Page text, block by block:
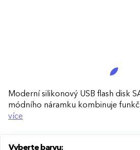
Moderní silikonový USB flash disk
módního náramku kombinuje
design. Ideální pro snadný přenos
více
Vyberte barvu: